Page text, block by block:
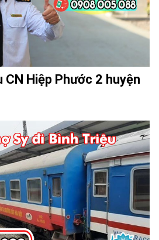
CN Hiệp Phước 2 huyện